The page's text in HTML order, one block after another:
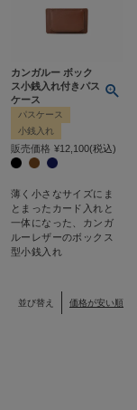
カンガルー ボック
ス小銭入れ付きパス
ケース
パスケース
小銭入れ
販売価格 ¥12,100 税込
薄く小さなサイズにま
とまったカード入れと
一体になった、カンガ
ルーレザーのボックス
型小銭入れ
並び替え 価格が安い順